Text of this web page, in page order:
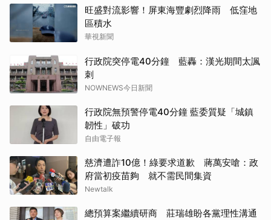
旺盛對流影響！屏東海豐劇烈降雨 低窪地
區積水
華視新聞
行政院突停電40分鐘 藍轟：漢光期間太諷
刺
NOWNEWS今日新聞
行政院無預警停電40分鐘 藍委質疑「城鎮
韌性」破功
自由電子報
慈濟遭詐10億！綠要求道歉 蔣萬安嗆：政
府當初疫苗夠 就不需民間集資
Newtalk
總預算案繼續研商 莊瑞雄盼各黨理性溝通